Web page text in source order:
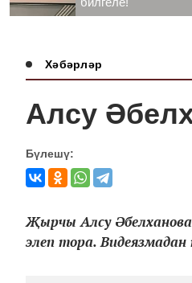
Хәбәрләр
Алсу
Бүлешү:
Җырчы Алсу
элеп тора.